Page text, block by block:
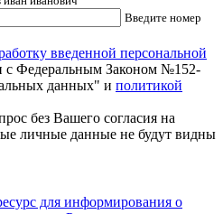
Введите номер
введенной персональной
с Федеральным Законом №152-
данных" и политикой
без Вашего согласия на
личные данные не будут видны